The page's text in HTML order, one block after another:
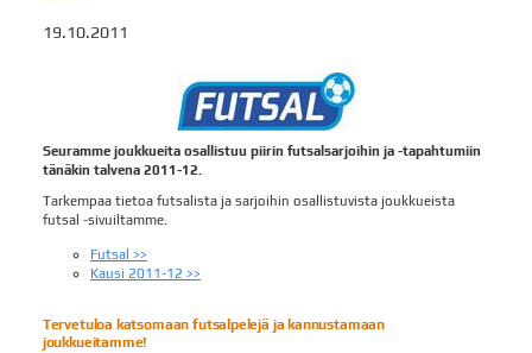
19.10.2011
Seuramme joukkueita osallistuu piirin futsalsarjoihin ja -tapahtumiin
tänäkin talvena 2011-12.
Tarkempaa tietoa futsalista ja sarjoihin osallistuvista joukkueista
futsal -sivuiltamme.
Futsal >>
Kausi 2011-12 >>
Tervetuloa katsomaan futsalpelejä ja kannustamaan
joukkueitamme!